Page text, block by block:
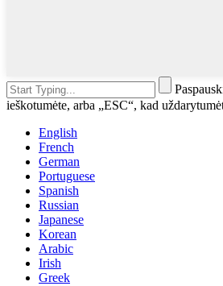
ieškotumėte, arba „ESC“, kad
English
French
German
Portuguese
Spanish
Russian
Japanese
Korean
Arabic
Irish
Greek